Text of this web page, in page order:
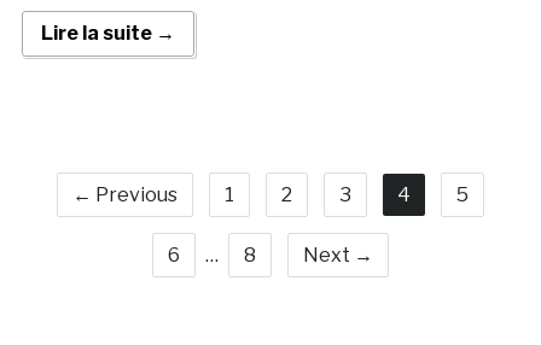
Lire la suite →
← Previous 1 2 3 4 5
6 … 8 Next →